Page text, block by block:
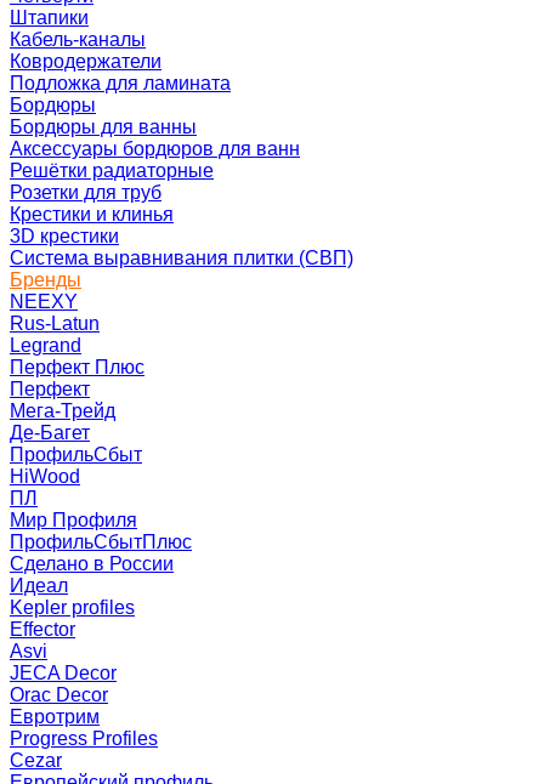
Штапики
Кабель-каналы
Ковродержатели
Подложка для ламината
Бордюры
Бордюры для ванны
Аксессуары бордюров для ванн
Решётки радиаторные
Розетки для труб
Крестики и клинья
3D крестики
Система выравнивания плитки (СВП)
Бренды
NEEXY
Rus-Latun
Legrand
Перфект Плюс
Перфект
Мега-Трейд
Де-Багет
ПрофильСбыт
HiWood
ПЛ
Мир Профиля
ПрофильСбытПлюс
Сделано в России
Идеал
Kepler profiles
Effector
Asvi
JECA Decor
Orac Decor
Евротрим
Progress Profiles
Cezar